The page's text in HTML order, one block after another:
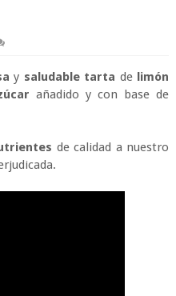
y saludable tarta de limón
añadido y con base de
de calidad a nuestro